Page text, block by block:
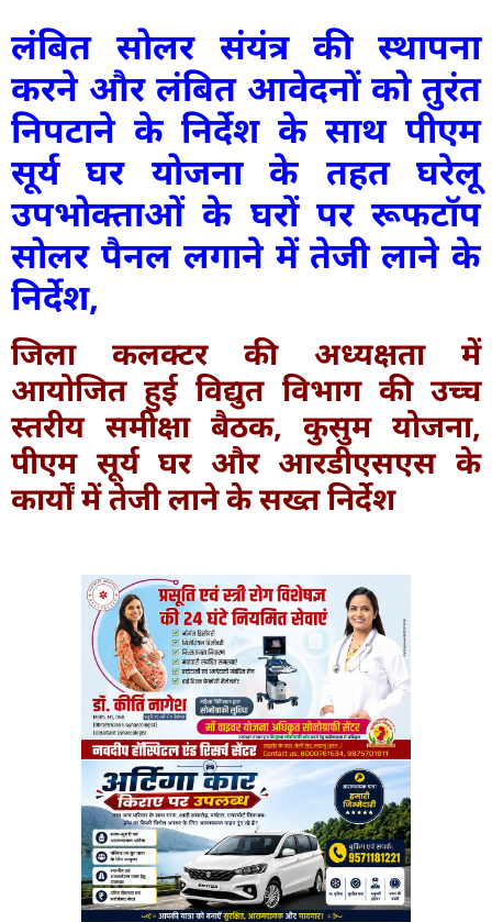
लंबित सोलर संयंत्र की स्थापना
करने और लंबित आवेदनों को तुरंत
निपटाने के निर्देश के साथ पीएम
सूर्य घर योजना के तहत घरेलू
उपभोक्ताओं के घरों पर रूफटॉप
सोलर पैनल लगाने में तेजी लाने के
निर्देश,
जिला कलक्टर की अध्यक्षता में
आयोजित हुई विद्युत विभाग की उच्च
स्तरीय समीक्षा बैठक, कुसुम योजना,
पीएम सूर्य घर और आरडीएसएस के
कार्यों में तेजी लाने के सख्त निर्देश